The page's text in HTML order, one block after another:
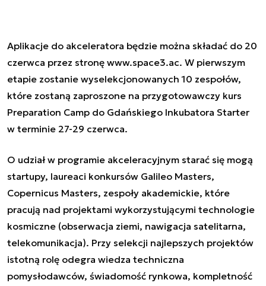
Aplikacje do akceleratora będzie można składać do 20
czerwca przez stronę www.space3.ac. W pierwszym
etapie zostanie wyselekcjonowanych 10 zespołów,
które zostaną zaproszone na przygotowawczy kurs
Preparation Camp do Gdańskiego Inkubatora Starter
w terminie 27-29 czerwca.
O udział w programie akceleracyjnym starać się mogą
startupy, laureaci konkursów Galileo Masters,
Copernicus Masters, zespoły akademickie, które
pracują nad projektami wykorzystującymi technologie
kosmiczne (obserwacja ziemi, nawigacja satelitarna,
telekomunikacja). Przy selekcji najlepszych projektów
istotną rolę odegra wiedza techniczna
pomysłodawców, świadomość rynkowa, kompletność